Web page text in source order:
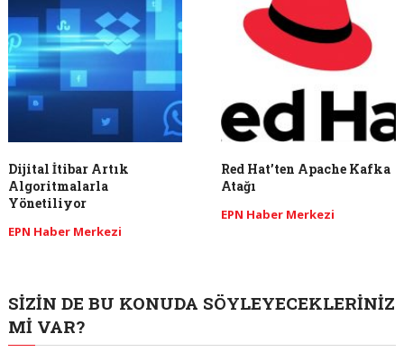
Dijital İtibar Artık
Algoritmalarla
Yönetiliyor
EPN Haber Merkezi
Red Hat’ten Apache Kafka
Atağı
EPN Haber Merkezi
SIZIN DE BU KONUDA SÖYLEYECEKLERINIZ
MI VAR?